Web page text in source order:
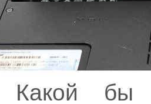
Какой бы